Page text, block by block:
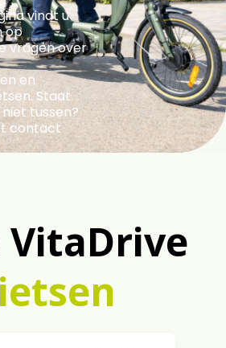
vindt u
op
vragen over
en
Staat
tussen?
contact
VitaDrive